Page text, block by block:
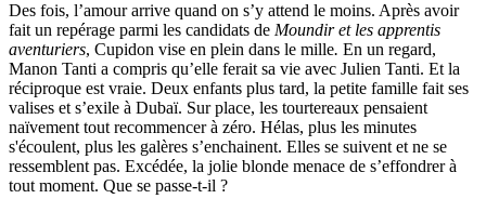
Des fois, l’amour arrive quand on s’y attend le moins. Après avoir
fait un repérage parmi les candidats de Moundir et les apprentis
aventuriers, Cupidon vise en plein dans le mille. En un regard,
Manon Tanti a compris qu’elle ferait sa vie avec Julien Tanti. Et la
réciproque est vraie. Deux enfants plus tard, la petite famille fait ses
valises et s’exile à Dubaï. Sur place, les tourtereaux pensaient
naïvement tout recommencer à zéro. Hélas, plus les minutes
s'écoulent, plus les galères s’enchainent. Elles se suivent et ne se
ressemblent pas. Excédée, la jolie blonde menace de s’effondrer à
tout moment. Que se passe-t-il ?